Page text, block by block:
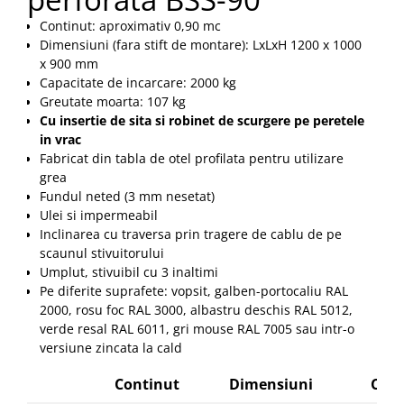
Pozitionere de sudura
Instalatii de rotire
Platforme foarfeca
Tip SB - cu bază rabatabilă
Nacela stivuitor
Translator stivuitor
Prelungitor lame stivuitor CAM
attachments
Atasamente profesionale CAM
Dispozitive ridicare butoaie
Continut: aproximativ 0,90 mc
Dimensiuni (fara stift de montare): LxLxH 1200 x 1000
x 900 mm
Capacitate de incarcare: 2000 kg
Greutate moarta: 107 kg
Cu insertie de sita si robinet de scurgere pe peretele
in vrac
Fabricat din tabla de otel profilata pentru utilizare
grea
Fundul neted (3 mm nesetat)
Ulei si impermeabil
Inclinarea cu traversa prin tragere de cablu de pe
scaunul stivuitorului
Umplut, stivuibil cu 3 inaltimi
Pe diferite suprafete: vopsit, galben-portocaliu RAL
2000, rosu foc RAL 3000, albastru deschis RAL 5012,
verde resal RAL 6011, gri mouse RAL 7005 sau intr-o
versiune zincata la cald
Continut Dimensiuni